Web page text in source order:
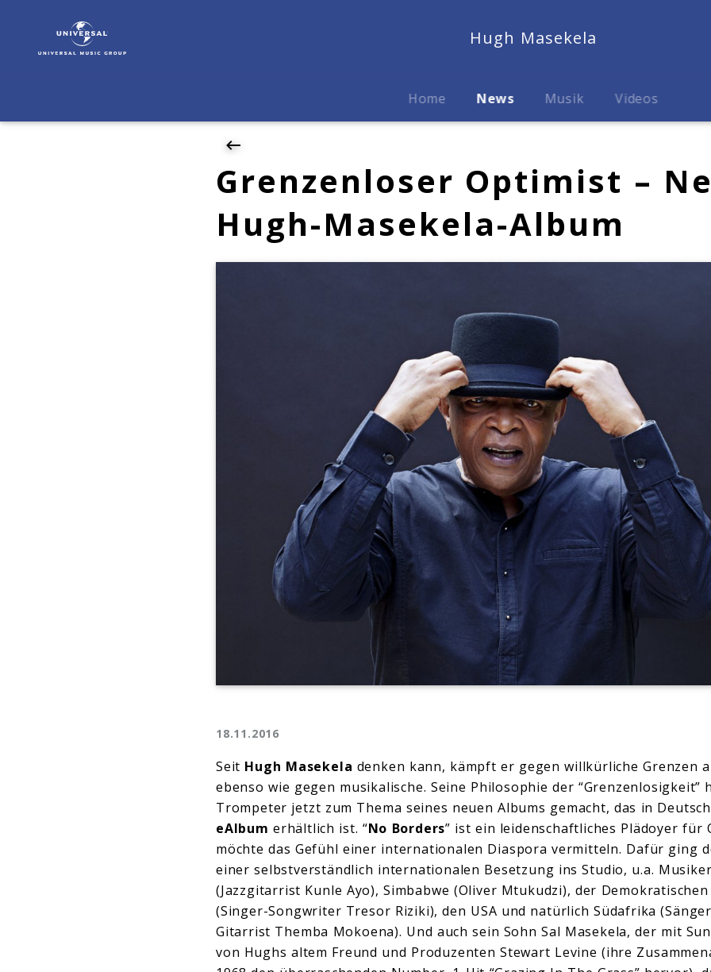
Masekela
Optimist
Hugh Masekela
Home News Musik Videos
Grenzenloser Optimist –
Hugh-Masekela-Album
18.11.2016
Seit Hugh Masekela denken kann, kämpft er gegen willkürliche Grenzen
ebenso wie gegen musikalische. Seine Philosophie der “Grenzenlosigkeit”
Trompeter jetzt zum Thema seines neuen Albums gemacht, das in
eAlbum erhältlich ist. “No Borders” ist ein leidenschaftliches Plädoyer für
möchte das Gefühl einer internationalen Diaspora vermitteln. Dafür ging
einer selbstverständlich internationalen Besetzung ins Studio, u.a.
(Jazzgitarrist Kunle Ayo), Simbabwe (Oliver Mtukudzi), der
(Singer-Songwriter Tresor Riziki), den USA und natürlich Südafrika
Gitarrist Themba Mokoena). Und auch sein Sohn Sal Masekela, der mit
von Hughs altem Freund und Produzenten Stewart Levine (ihre